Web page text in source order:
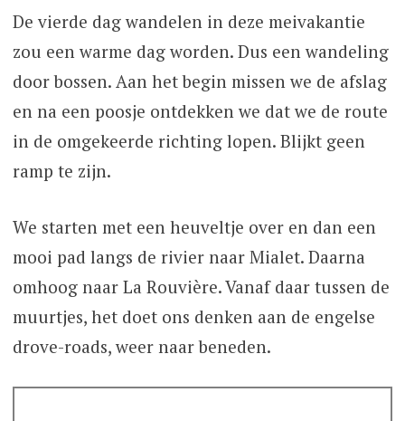
De vierde dag wandelen in deze meivakantie
zou een warme dag worden. Dus een wandeling
door bossen. Aan het begin missen we de afslag
en na een poosje ontdekken we dat we de route
in de omgekeerde richting lopen. Blijkt geen
ramp te zijn.
We starten met een heuveltje over en dan een
mooi pad langs de rivier naar Mialet. Daarna
omhoog naar La Rouvière. Vanaf daar tussen de
muurtjes, het doet ons denken aan de engelse
drove-roads, weer naar beneden.